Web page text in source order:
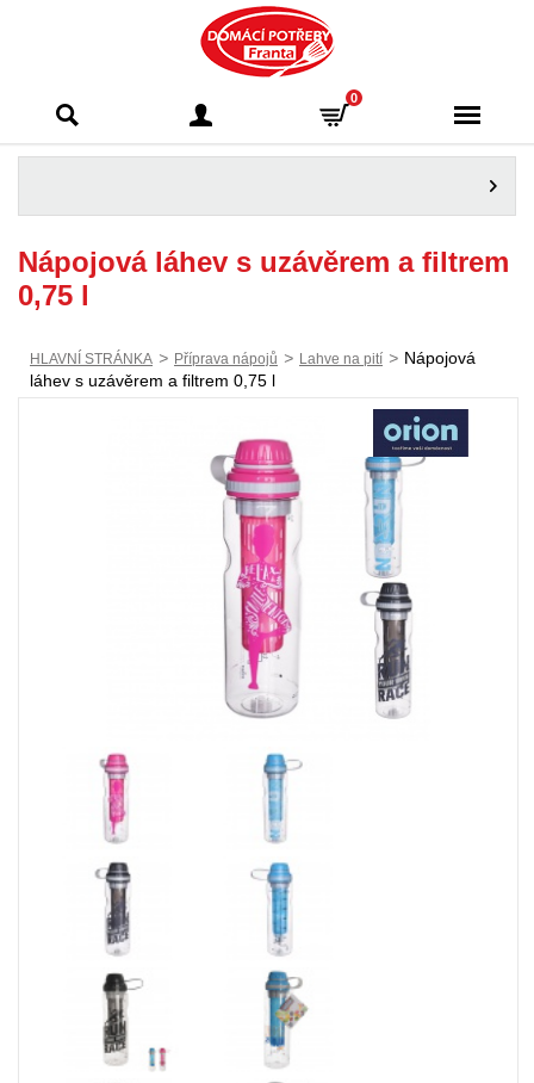
Franta - Příbram
0
Nápojová láhev s uzávěrem a filtrem
0,75 l
HLAVNÍ STRÁNKA > Příprava nápojů > Lahve na pití > Nápojová
láhev s uzávěrem a filtrem 0,75 l